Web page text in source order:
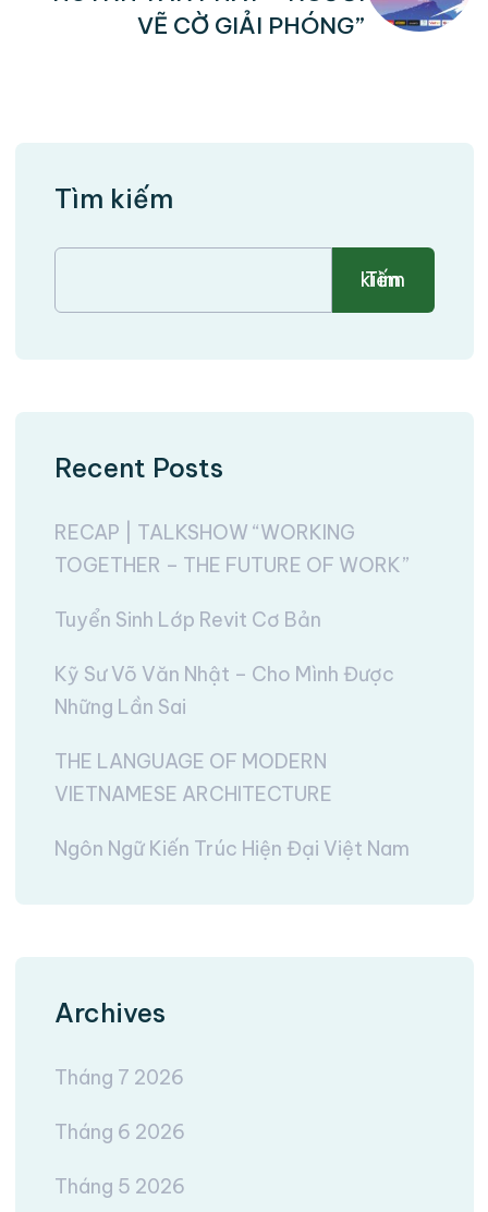
VẼ CỜ GIẢI PHÓNG”
Tìm kiếm
Tìm kiếm
Recent Posts
RECAP | TALKSHOW “WORKING
TOGETHER – THE FUTURE OF WORK”
Tuyển Sinh Lớp Revit Cơ Bản
Kỹ Sư Võ Văn Nhật – Cho Mình Được
Những Lần Sai
THE LANGUAGE OF MODERN
VIETNAMESE ARCHITECTURE
Ngôn Ngữ Kiến Trúc Hiện Đại Việt Nam
Archives
Tháng 7 2026
Tháng 6 2026
Tháng 5 2026